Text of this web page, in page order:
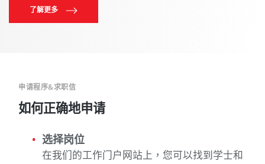
了解更多
如何正确地申请
申请程序&求职信
选择岗位
在我们的工作门户网站上，您可以找到学士和